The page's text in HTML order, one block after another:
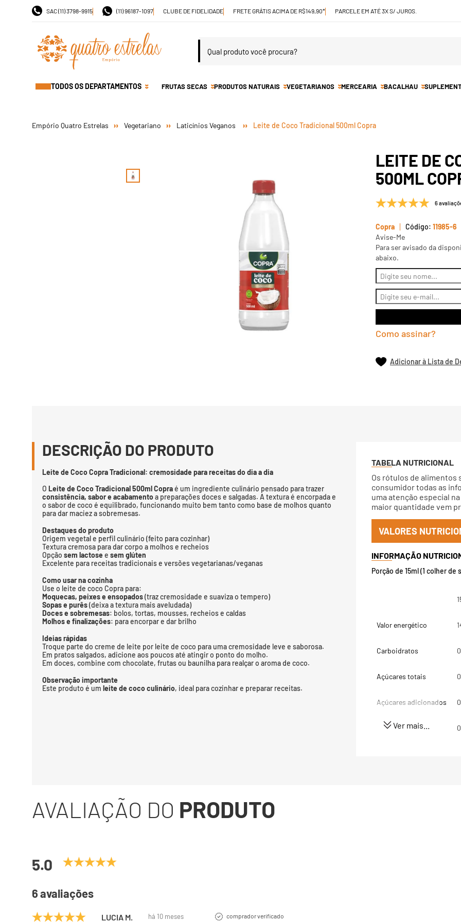
SAC (11) 3798-9915 (11) 96187-1097 CLUBE DE FIDELIDADE FRETE GRÁTIS ACIMA DE R$149,90* PARCELE EM ATÉ 3X S/ JUROS.
TODOS OS DEPARTAMENTOS FRUTAS SECAS PRODUTOS NATURAIS VEGETARIANOS MERCEARIA BACALHAU
Vegetariano Laticínios Veganos Leite de Coco Tradicional 500ml Copra
LEITE DE
500ML
6
Copra
11985-6
Avise-Me
Para ser avisado da
abaixo.
Como assinar?
Adicionar à Lista de
DESCRIÇÃO DO PRODUTO
Leite de Coco Copra Tradicional: cremosidade para receitas do dia a dia
O Leite de Coco Tradicional 500ml Copraé um ingrediente culinário pensado para trazer
consistência, sabor e acabamentoa preparações doces e salgadas. A textura é encorpada e
o sabor de coco é equilibrado, funcionando muito bem tanto como base de molhos quanto
para dar maciez a sobremesas.
Destaques do produto
Origem vegetal e perfil culinário (feito para cozinhar)
Textura cremosa para dar corpo a molhos e recheios
Opção sem lactose e sem glúten
Excelente para receitas tradicionais e versões vegetarianas/veganas
Como usar na cozinha
Use o leite de coco Copra para:
Moquecas, peixes e ensopados(traz cremosidade e suaviza o tempero)
Sopas e purês(deixa a textura mais aveludada)
Doces e sobremesas: bolos, tortas, mousses, recheios e caldas
Molhos e finalizações: para encorpar e dar brilho
Ideias rápidas
Troque parte do creme de leite por leite de coco para uma cremosidade leve e saborosa.
Em pratos salgados, adicione aos poucos até atingir o ponto do molho.
Em doces, combine com chocolate, frutas ou baunilha para realçar o aroma de coco.
Observação importante
Este produto é um leite de coco culinário, ideal para cozinhar e preparar receitas.
TABELA NUTRICIONAL
Os rótulos de alimentos
consumidor todas as
uma atenção especial
maior quantidade vem
VALORES
Porção de 15ml (1 colher de
Valor energético
Carboidratos
Açúcares totais
Açúcares adicionados
ProteínasVer mais...
AVALIAÇÃO DO PRODUTO
5.0
6 avaliações
LUCIA M. há 10 meses comprador verificado